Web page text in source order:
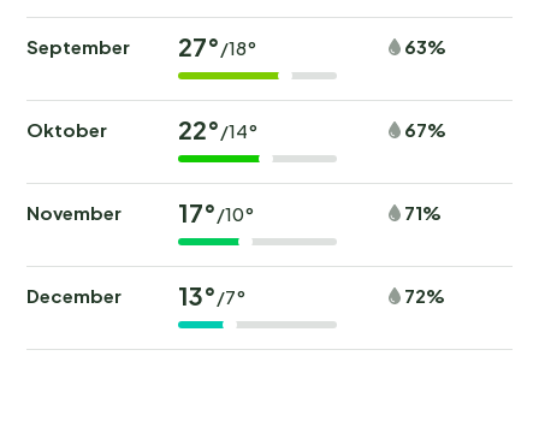
September 27° /18° 63%
Oktober 22° /14° 67%
November 17° /10° 71%
December 13° /7° 72%